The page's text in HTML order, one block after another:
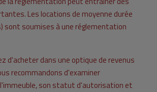
Les locations de moyenne durée
sont soumises à une réglementation
d'acheter dans une optique de revenus
recommandons d'examiner
son statut d'autorisation et